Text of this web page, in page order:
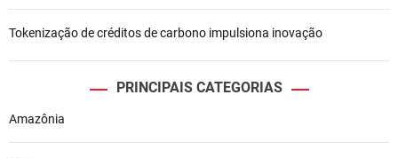
Tokenização de créditos de carbono impulsiona inovação
PRINCIPAIS CATEGORIAS
Amazônia